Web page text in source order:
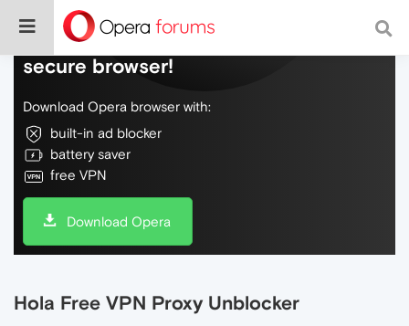
Do more on the web, with a fast and
secure browser!
Download Opera browser with:
built-in ad blocker
battery saver
free VPN
Download Opera
Hola Free VPN Proxy Unblocker